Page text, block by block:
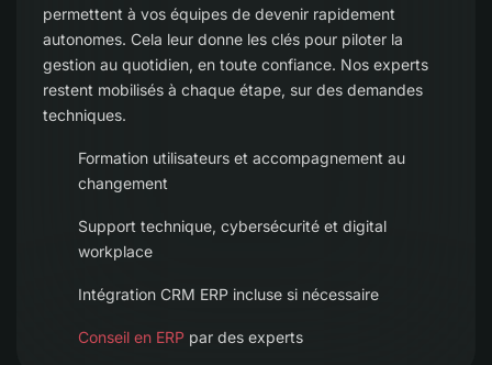
permettent à vos équipes de devenir rapidement
autonomes. Cela leur donne les clés pour piloter la
gestion au quotidien, en toute confiance. Nos experts
restent mobilisés à chaque étape, sur des demandes
techniques.
Formation utilisateurs et accompagnement au
changement
Support technique, cybersécurité et digital
workplace
Intégration CRM ERP incluse si nécessaire
Conseil en ERP par des experts